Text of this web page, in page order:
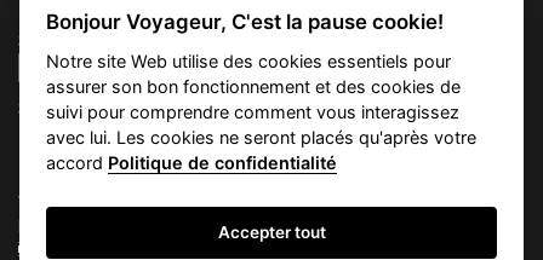
Partenariat
Sitemap
Cookies
Suivez nous sur
Vacation Key Corp. 2905 Point East Drive #L-215. Aventura.
FLORIDA 33160.
Bonjour Voyageur, C'est la pause cookie!
Notre site Web utilise des cookies essentiels pour
assurer son bon fonctionnement et des cookies de
suivi pour comprendre comment vous interagissez
avec lui. Les cookies ne seront placés qu'après votre
accord Politique de confidentialité
Accepter tout